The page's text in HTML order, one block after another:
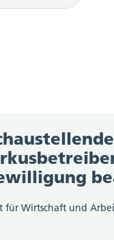
für Wirtschaft und